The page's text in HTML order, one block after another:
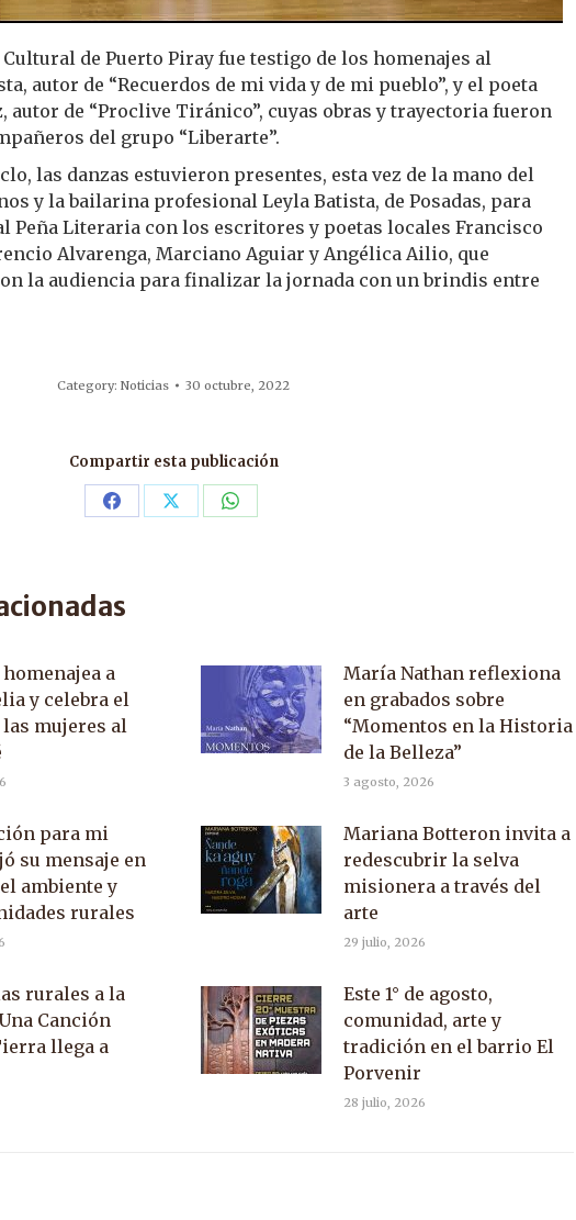
de Puerto Piray fue testigo de los homenajes al
autor de “Recuerdos de mi vida y de mi pueblo”, y el poeta
de “Proclive Tiránico”, cuyas obras y trayectoria fueron
del grupo “Liberarte”.
las danzas estuvieron presentes, esta vez de la mano del
y la bailarina profesional Leyla Batista, de Posadas, para
Literaria con los escritores y poetas locales Francisco
Alvarenga, Marciano Aguiar y Angélica Ailio, que
la audiencia para finalizar la jornada con un brindis entre
Category: Noticias 30 octubre, 2022
Compartir esta publicación
Share Share Share
a
y celebra el
mujeres al
María Nathan reflexiona
en grabados sobre
“Momentos en la Historia
de la Belleza”
3 agosto, 2026
para mi
su mensaje en
ambiente y
rurales
Mariana Botteron invita a
redescubrir la selva
misionera a través del
arte
29 julio, 2026
rurales a la
Canción
llega a
Este 1° de agosto,
comunidad, arte y
tradición en el barrio El
Porvenir
28 julio, 2026